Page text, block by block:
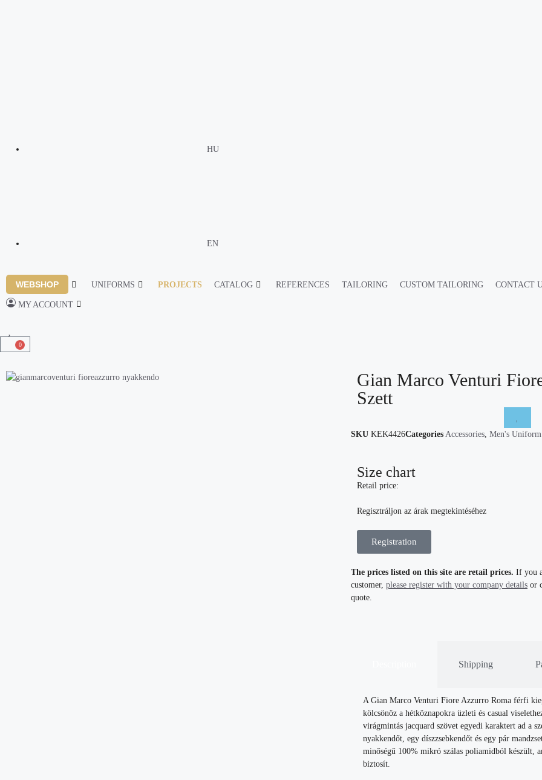
HU
EN
WEBSHOP UNIFORMS PROJECTS CATALOG REFERENCES TAILORING CUSTOM TAILORING CONTACT
MY ACCOUNT
0
Gian Marco Venturi
Szett
SKU KEK4426Categories Accessories, Men's Uniform
Size chart
Retail price:
Regisztráljon az árak megtekintéséhez
Registration
The prices listed on this site are retail prices. If you
customer, please register with your company details or
quote.
Shipping
A Gian Marco Venturi Fiore Azzurro Roma férfi
kölcsönöz a hétköznapokra üzleti és casual
virágmintás jacquard szövet egyedi karaktert ad a
nyakkendőt, egy díszzsebkendőt és egy pár
minőségű 100% mikró szálas poliamidból készült,
biztosít.